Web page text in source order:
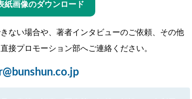
紙画像のダウンロード
ない場合や、著者インタビューのご依頼、その他
接プロモーション部へご連絡ください。